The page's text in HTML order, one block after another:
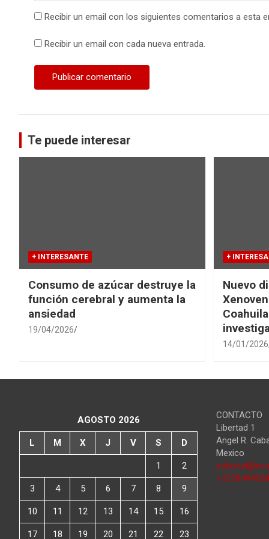
Recibir un email con los siguientes comentarios a esta
Recibir un email con cada nueva entrada.
Te puede interesar
+ INTERESANTE
Consumo de azúcar destruye la
función cerebral y aumenta la
ansiedad
19/04/2026
+
Nuevo
14/01/2026
AGOSTO 2026
L M X J V S D
1 2
3 4 5 6 7 8 9
10 11 12 13 14 15 16
17 18 19 20 21 22 23
CONTACTO
Libertad 1
Angel R.
Mexico